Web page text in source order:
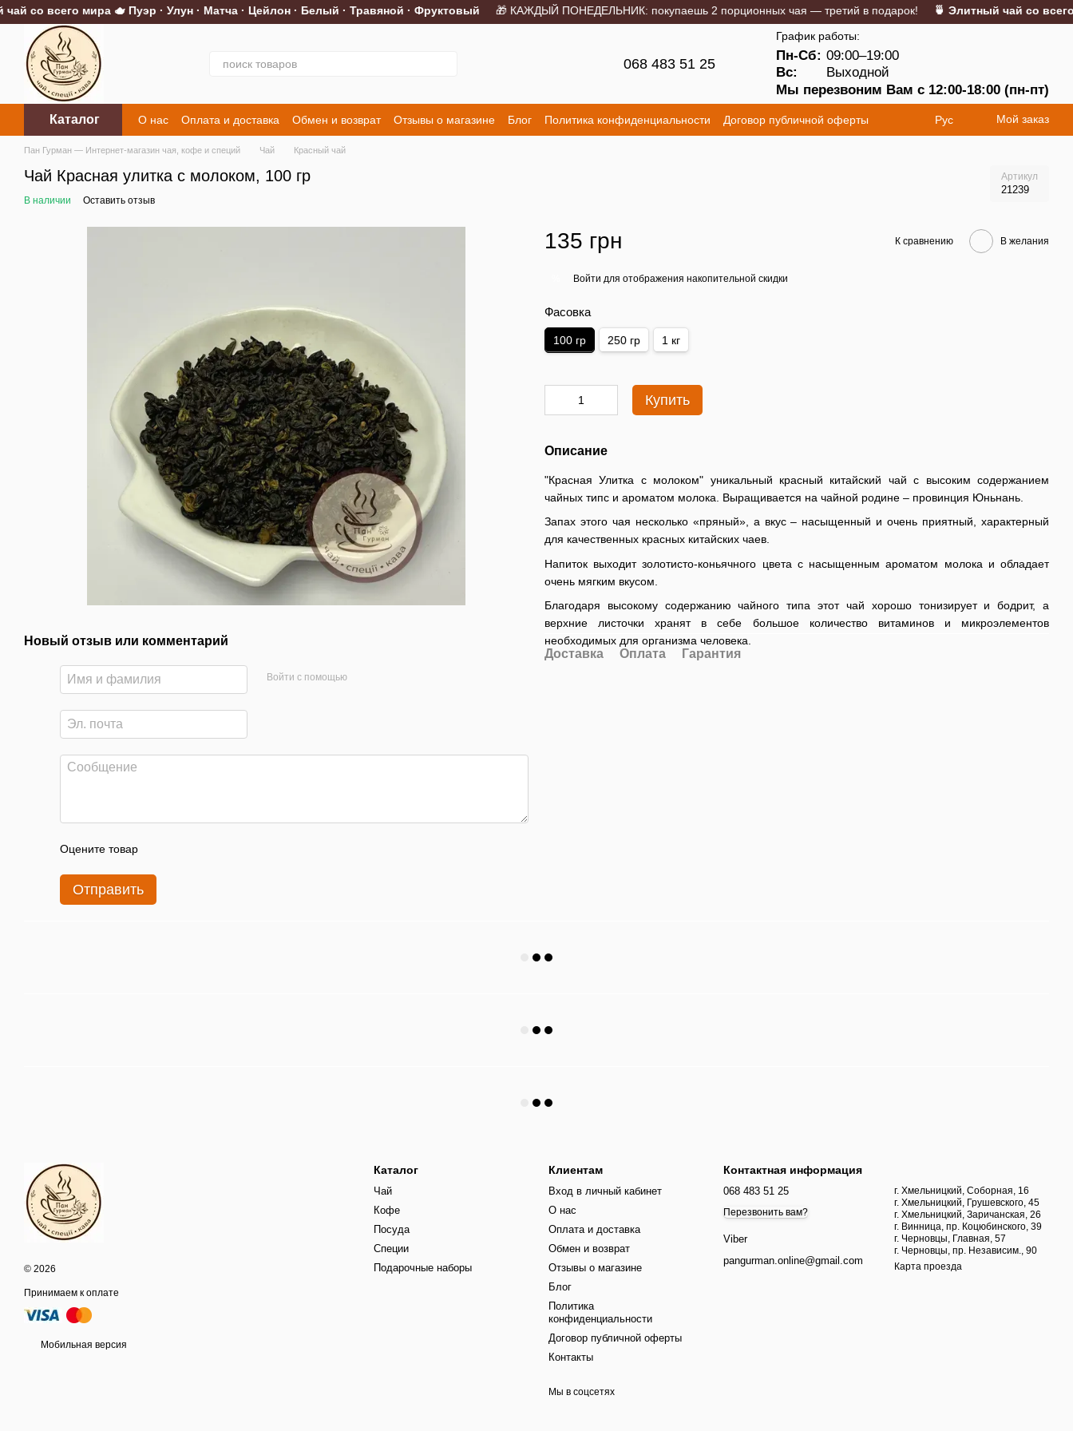
Перейти к основному контенту
со всего мира 🫖 Пуэр · Улун · Матча · Цейлон · Белый · Травяной · Фруктовый🎁 КАЖДЫЙ ПОНЕДЕЛЬНИК: покупаешь 2 порционных чая — третий в подарок!🍵 Элитный чай со всего
068 483 51 25
График работы:
Пн-Сб: 09:00–19:00
Вс:
Выходной
Мы перезвоним Вам с 12:00-18:00 (пн-пт)
Каталог О нас Оплата и доставка Обмен и возврат Отзывы о магазине Блог Политика конфиденциальности
Договор публичной оферты
Контакты
Рус Мой заказ
Пан Гурман — Интернет-магазин чая, кофе и специй Чай Красный чай
Чай Красная улитка с молоком, 100 гр Артикул
21239
В наличии Оставить отзыв
Новый отзыв или комментарий
Войти с помощью
Оцените товар
Отправить
135 грн К сравнению В желания
Войти для отображения накопительной скидки
Фасовка
100 гр 250 гр 1 кг
Купить
Описание
"Красная Улитка с молоком" уникальный красный китайский чай с высоким содержанием
чайных типс и ароматом молока. Выращивается на чайной родине – провинция Юньнань.
Запах этого чая несколько «пряный», а вкус – насыщенный и очень приятный, характерный
для качественных красных китайских чаев.
Напиток выходит золотисто-коньячного цвета с насыщенным ароматом молока и обладает
очень мягким вкусом.
Благодаря высокому содержанию чайного типа этот чай хорошо тонизирует и бодрит, а
верхние листочки хранят в себе большое количество витаминов и микроэлементов
необходимых для организма человека.
Доставка Оплата Гарантия
© 2026
Принимаем к оплате
Мобильная версия
Каталог
Чай
Кофе
Посуда
Специи
Подарочные наборы
Клиентам
Вход в личный кабинет
О нас
Оплата и доставка
Обмен и возврат
Отзывы о магазине
Блог
Политика
конфиденциальности
Договор публичной оферты
Контакты
Мы в соцсетях
Контактная информация
068 483 51 25
Перезвонить вам?
Viber
pangurman.online@gmail.com
г. Хмельницкий, Соборная, 16
г. Хмельницкий, Грушевского, 45
г. Хмельницкий, Заричанская, 26
г. Винница, пр. Коцюбинского, 39
г. Черновцы, Главная, 57
г. Черновцы, пр. Независим., 90
Карта проезда